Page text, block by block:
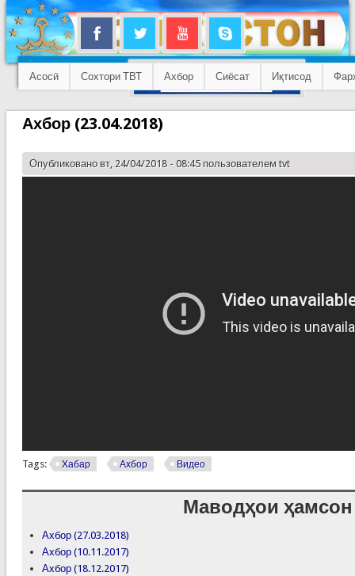
Асосӣ Сохтори ТВТ Ахбор Сиёсат Иқтисод
Ахбор (23.04.2018)
Опубликовано вт, 24/04/2018 - 08:45 пользователем tvt
Tags: Хабар Ахбор Видео
Маводҳои ҳамсон
Ахбор (27.03.2018)
Ахбор (10.11.2017)
Ахбор (18.12.2017)